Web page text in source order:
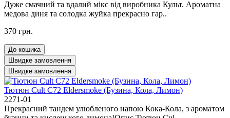
Дуже смачний та вдалий мікс від виробника Культ. Ароматна
медова диня та солодка жуйка прекрасно гар..
370 грн.
До кошика
Швидке замовлення
Швидке замовлення
Тютюн Cult C72 Eldersmoke (Бузина, Кола, Лимон)
2271-01
Прекрасний тандем улюбленого напою Кока-Кола, з ароматом